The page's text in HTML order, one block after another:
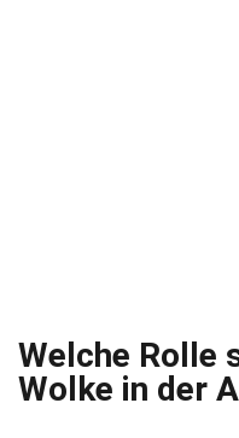
Welche Rolle
Wolke in der